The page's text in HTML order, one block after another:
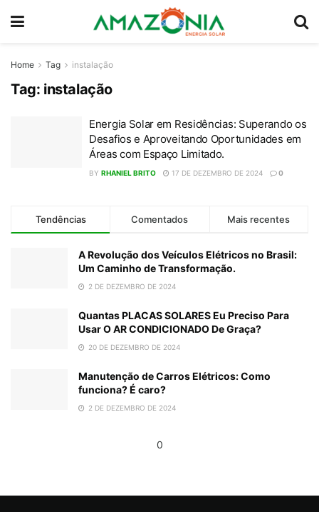
Home Tag instalação
Tag: instalação
Energia Solar em Residências: Superando os
Desafios e Aproveitando Oportunidades em
Áreas com Espaço Limitado.
BY RHANIEL BRITO 17 DE DEZEMBRO DE 2024 0
Tendências Comentados Mais recentes
A Revolução dos Veículos Elétricos no Brasil:
Um Caminho de Transformação.
2 DE DEZEMBRO DE 2024
Quantas PLACAS SOLARES Eu Preciso Para
Usar O AR CONDICIONADO De Graça?
20 DE DEZEMBRO DE 2024
Manutenção de Carros Elétricos: Como
funciona? É caro?
2 DE DEZEMBRO DE 2024
0